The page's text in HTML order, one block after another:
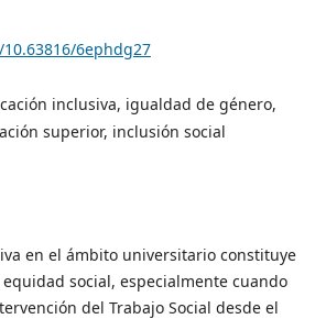
6ephdg27
inclusiva, igualdad de género,
superior, inclusión social
en el ámbito universitario constituye
social, especialmente cuando
del Trabajo Social desde el